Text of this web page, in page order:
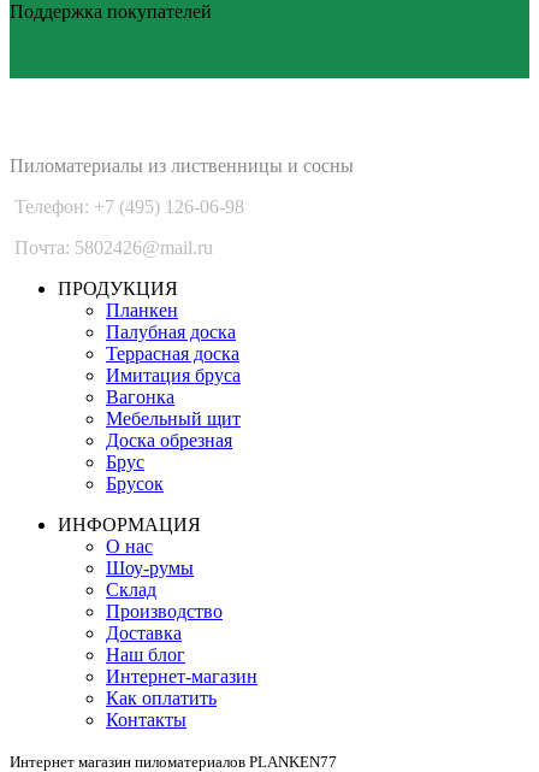
Поддержка покупателей
Пиломатериалы из лиственницы и сосны
Телефон: +7 (495) 126-06-98
Почта: 5802426@mail.ru
ПРОДУКЦИЯ
Планкен
Палубная доска
Террасная доска
Имитация бруса
Вагонка
Мебельный щит
Доска обрезная
Брус
Брусок
ИНФОРМАЦИЯ
О нас
Шоу-румы
Склад
Производство
Доставка
Наш блог
Интернет-магазин
Как оплатить
Контакты
Интернет магазин пиломатериалов PLANKEN77